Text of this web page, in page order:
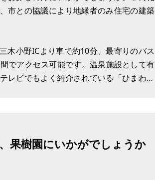
市との協議により地縁者のみ住宅の建築
木小野ICより車で約10分、最寄りのバス
でアクセス可能です。温泉施設として有
レビでもよく紹介されている「ひまわり
果樹園にいかがでしょうか